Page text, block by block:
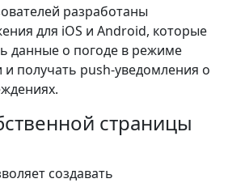
разработаны
для iOS и Android, которые
данные о погоде в режиме
получать push-уведомления о
страницы
создавать